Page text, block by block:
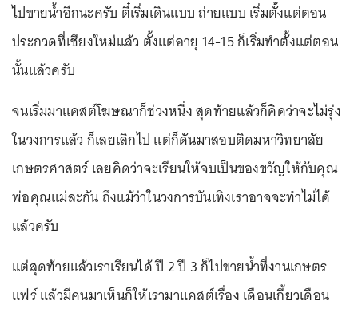
ไปขายน้ำอีกนะครับ ตี๋เริ่มเดินแบบ ถ่ายแบบ เริ่มตั้งแต่ตอน
ประกวดที่เชียงใหม่แล้ว ตั้งแต่อายุ 14-15 ก็เริ่มทำตั้งแต่ตอน
นั้นแล้วครับ
จนเริ่มมาแคสต์โฆษณาก็ช่วงหนึ่ง สุดท้ายแล้วก็คิดว่าจะไม่รุ่ง
ในวงการแล้ว ก็เลยเลิกไป แต่ก็ดันมาสอบติดมหาวิทยาลัย
เกษตรศาสตร์ เลยคิดว่าจะเรียนให้จบเป็นของขวัญให้กับคุณ
พ่อคุณแม่ละกัน ถึงแม้ว่าในวงการบันเทิงเราอาจจะทำไม่ได้
แล้วครับ
แต่สุดท้ายแล้วเราเรียนได้ ปี 2 ปี 3 ก็ไปขายน้ำที่งานเกษตร
แฟร์ แล้วมีคนมาเห็นก็ให้เรามาแคสต์เรื่อง เดือนเกี้ยวเดือน